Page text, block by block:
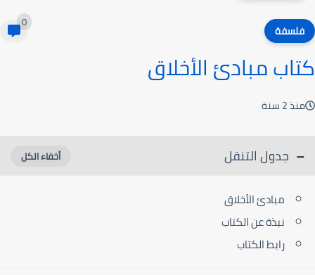
فلسفة 0
كتاب مبادئ الأخلاق
منذ 2 سنة
جدول التنقل
مبادئ الأخلاق
نبذة عن الكتاب
رابط الكتاب